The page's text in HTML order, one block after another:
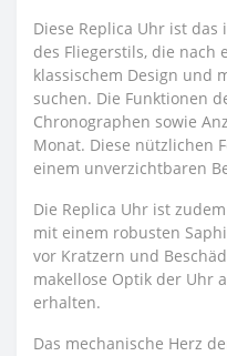
Diese Replica Uhr ist
des Fliegerstils, die nach
klassischem Design und
suchen. Die Funktionen
Chronographen sowie
Monat. Diese nützlichen
einem unverzichtbaren
Die Replica Uhr ist
mit einem robusten
vor Kratzern und
makellose Optik der Uhr
erhalten.
Das mechanische Herz